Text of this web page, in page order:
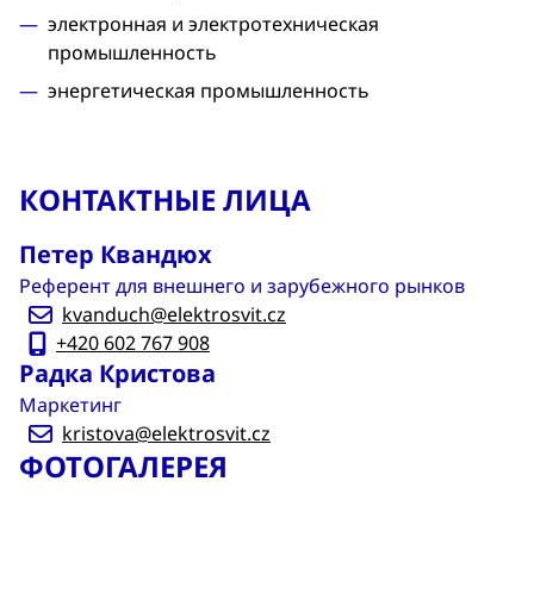
электронная и электротехническая
промышленность
энергетическая промышленность
КОНТАКТНЫЕ ЛИЦА
Петер Квандюх
Референт для внешнего и зарубежного рынков
kvanduch@elektrosvit.cz
+420 602 767 908
Радка Кристова
Маркетинг
kristova@elektrosvit.cz
ФОТОГАЛЕРЕЯ